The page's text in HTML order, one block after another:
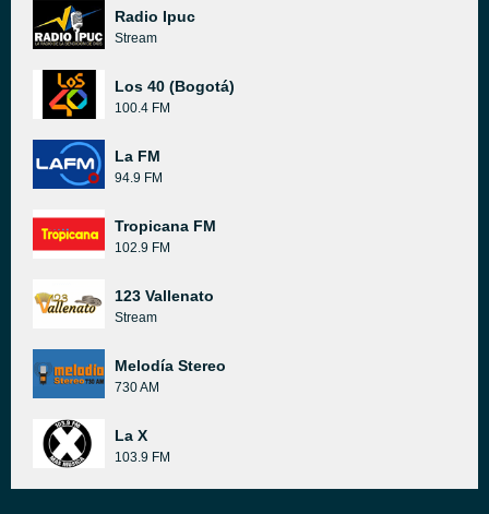
Radio Ipuc
Stream
Los 40 (Bogotá)
100.4 FM
La FM
94.9 FM
Tropicana FM
102.9 FM
123 Vallenato
Stream
Melodía Stereo
730 AM
La X
103.9 FM